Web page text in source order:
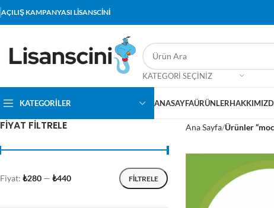
AÇILIŞ KAMPANYASI LİSANSCİNİ
KATEGORI SEÇINIZ
KATEGORİLER ANASAYFAÜRÜNLER
FIYAT FILTRELE
FILTRELE
Fiyat: ₺280 — ₺440
Ana Sayfa Ürünler